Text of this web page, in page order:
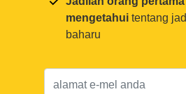
mengetahui tentang
baharu